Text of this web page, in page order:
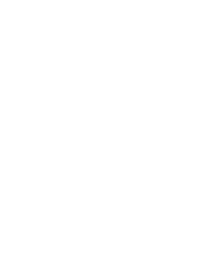
Lautsprecher oder Mikrofone und
der Displayfolie.